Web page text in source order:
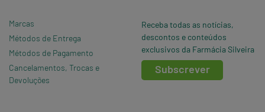
Marcas
Métodos de Entrega
Métodos de Pagamento
Cancelamentos, Trocas e
Devoluções
Receba todas as notícias,
descontos e conteúdos
exclusivos da Farmácia Silveira
Subscrever